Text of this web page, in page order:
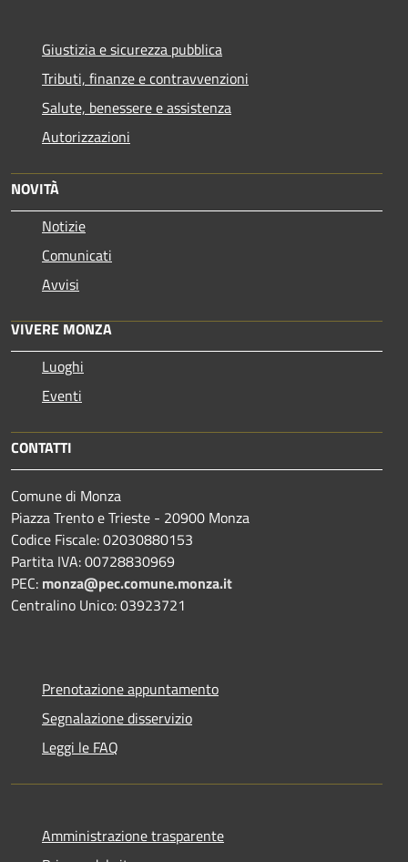
Giustizia e sicurezza pubblica
Tributi, finanze e contravvenzioni
Salute, benessere e assistenza
Autorizzazioni
NOVITÀ
Notizie
Comunicati
Avvisi
VIVERE MONZA
Luoghi
Eventi
CONTATTI
Comune di Monza
Piazza Trento e Trieste - 20900 Monza
Codice Fiscale: 02030880153
Partita IVA: 00728830969
PEC: monza@pec.comune.monza.it
Centralino Unico: 03923721
Prenotazione appuntamento
Segnalazione disservizio
Leggi le FAQ
Amministrazione trasparente